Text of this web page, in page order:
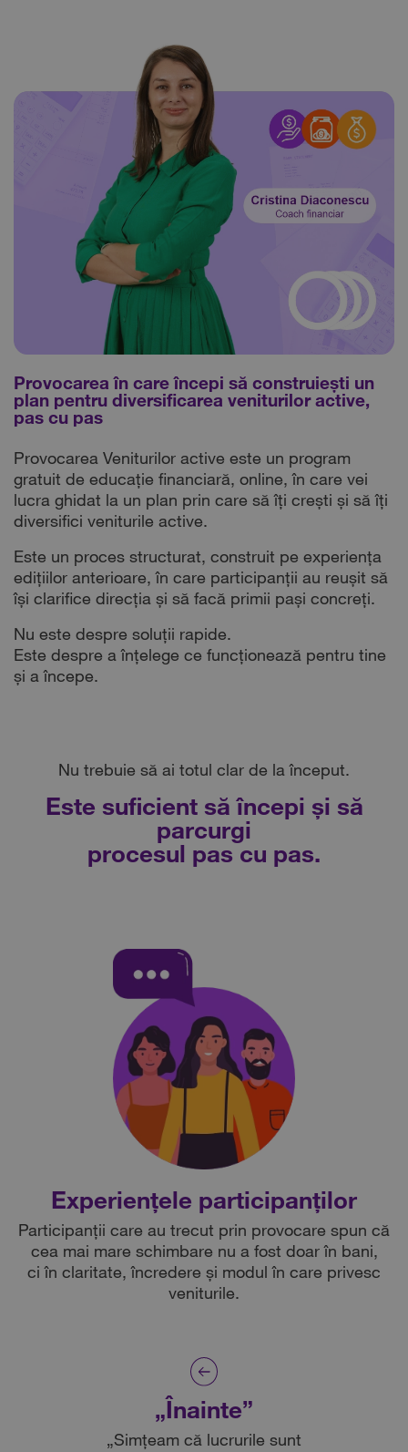
Provocarea în care începi să construiești un
plan pentru diversificarea veniturilor active,
pas cu pas
Provocarea Veniturilor active este un program
gratuit de educație financiară, online, în care vei
lucra ghidat la un plan prin care să îți crești și să îți
diversifici veniturile active.
Este un proces structurat, construit pe experiența
edițiilor anterioare, în care participanții au reușit să
își clarifice direcția și să facă primii pași concreți.
Nu este despre soluții rapide.
Este despre a înțelege ce funcționează pentru tine
și a începe.
Nu trebuie să ai totul clar de la început.
Este suficient să începi și să
parcurgi
procesul pas cu pas.
Experiențele participanților
Participanții care au trecut prin provocare spun că
cea mai mare schimbare nu a fost doar în bani,
ci în claritate, încredere și modul în care privesc
veniturile.
„Înainte”
„Simțeam că lucrurile sunt